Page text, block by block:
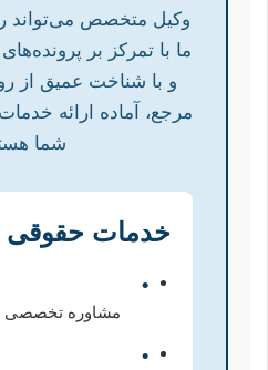
وکیل متخصص می‌تواند
ما با تمرکز بر
و با شناخت عمیق از
مرجع، آماده ارائه
شما
خدمات حقوقی
•
مشاوره تخصصی
•